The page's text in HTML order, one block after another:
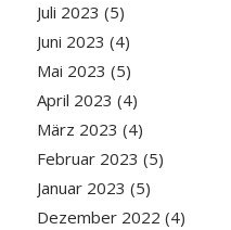
Juli 2023 (5)
Juni 2023 (4)
Mai 2023 (5)
April 2023 (4)
März 2023 (4)
Februar 2023 (5)
Januar 2023 (5)
Dezember 2022 (4)